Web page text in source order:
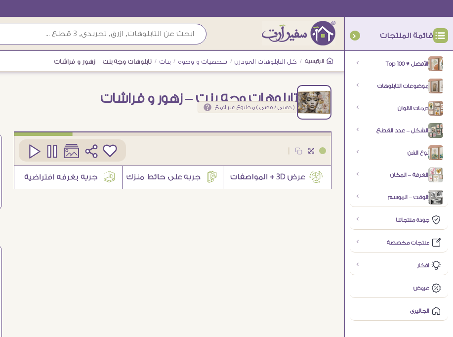
قائمة المنتجات
الأفضل ♥ Top 100
موضوعات التابلوهات
درجات الالوان
الشكل – عدد القطع
نوع الفن
الغرفة – المكان
الوقت – الموسم
جودة منتجاتنا
منتجات مخصصة
افكار
عروض
الجاليرى
الرئيسية / كل التابلوهات المودرن / شخصيات و وجوه / بنات / تابلوهات وجه بنت – زهور و فراشات
تابلوهات وجه بنت – زهور و فراشات
( ذهبى / فضى ) مطبوع غير لامع
4